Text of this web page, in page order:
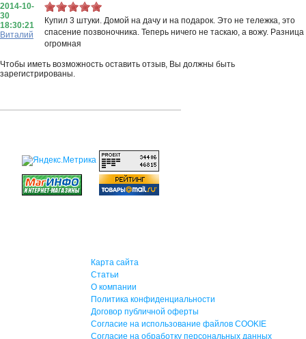
2014-10-
30
18:30:21
Виталий
Купил 3 штуки. Домой на дачу и на подарок. Это не тележка, это
спасение позвоночника. Теперь ничего не таскаю, а вожу. Разница
огромная
Чтобы иметь возможность оставить отзыв, Вы должны быть
зарегистрированы.
Карта сайта
Статьи
О компании
Политика конфиденциальности
Договор публичной оферты
Согласие на использование файлов COOKIE
Согласие на обработку персональных данных